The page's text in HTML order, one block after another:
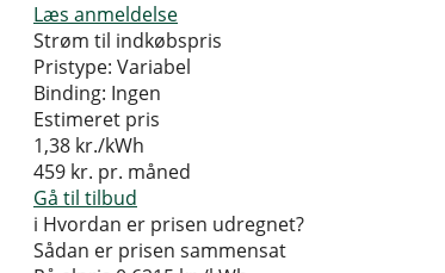
Læs anmeldelse
Strøm til indkøbspris
Pristype: Variabel
Binding: Ingen
Estimeret pris
1,38 kr./kWh
459 kr. pr. måned
Gå til tilbud
i Hvordan er prisen udregnet?
Sådan er prisen sammensat